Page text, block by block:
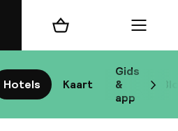
Hotels Kaart
Gids
&
app
Winkelmand Menu